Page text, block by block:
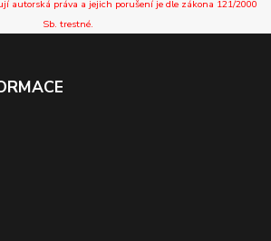
autorská práva a jejich porušení je dle zákona 121/2000
Sb. trestné.